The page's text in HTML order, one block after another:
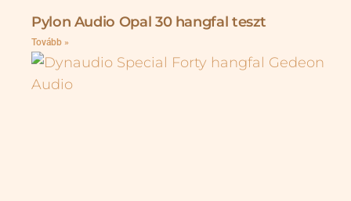
Pylon Audio Opal 30 hangfal teszt
Tovább »